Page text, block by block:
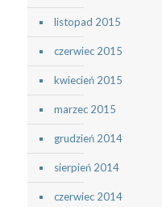
listopad 2015
czerwiec 2015
kwiecień 2015
marzec 2015
grudzień 2014
sierpień 2014
czerwiec 2014